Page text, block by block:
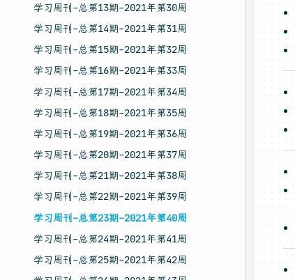
学习周刊-总第13期-2021年第30周
学习周刊-总第14期-2021年第31周
学习周刊-总第15期-2021年第32周
学习周刊-总第16期-2021年第33周
学习周刊-总第17期-2021年第34周
学习周刊-总第18期-2021年第35周
学习周刊-总第19期-2021年第36周
学习周刊-总第20期-2021年第37周
学习周刊-总第21期-2021年第38周
学习周刊-总第22期-2021年第39周
学习周刊-总第23期-2021年第40周
学习周刊-总第24期-2021年第41周
学习周刊-总第25期-2021年第42周